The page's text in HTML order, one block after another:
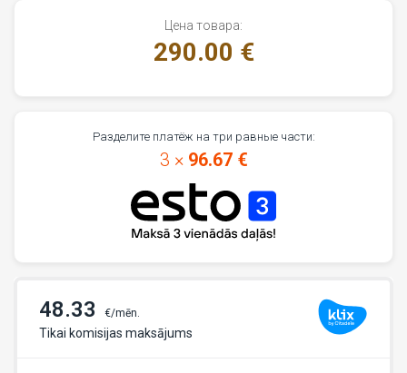
Цена товара:
290.00 €
Разделите платёж на три равные части:
3 × 96.67 €